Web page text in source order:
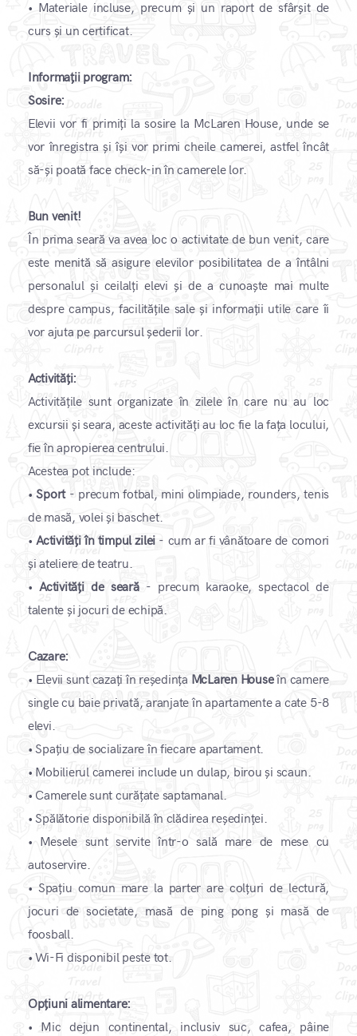
• Materiale incluse, precum și un raport de sfârșit de
curs și un certificat.
Informații program:
Sosire:
Elevii vor fi primiți la sosire la McLaren House, unde se
vor înregistra și își vor primi cheile camerei, astfel încât
să-și poată face check-in în camerele lor.
Bun venit!
În prima seară va avea loc o activitate de bun venit, care
este menită să asigure elevilor posibilitatea de a întâlni
personalul și ceilalți elevi și de a cunoaște mai multe
despre campus, facilitățile sale și informații utile care îi
vor ajuta pe parcursul șederii lor.
Activități:
Activitățile sunt organizate în zilele în care nu au loc
excursii și seara, aceste activități au loc fie la fața locului,
fie în apropierea centrului.
Acestea pot include:
• Sport- precum fotbal, mini olimpiade, rounders, tenis
de masă, volei și baschet.
•Activități în timpul zilei - cum ar fi vânătoare de comori
și ateliere de teatru.
• Activități de seară- precum karaoke, spectacol de
talente și jocuri de echipă.
Cazare:
• Elevii sunt cazați în reședința McLaren Houseîn camere
single cu baie privată, aranjate în apartamente a cate 5-8
elevi.
• Spațiu de socializare în fiecare apartament.
• Mobilierul camerei include un dulap, birou și scaun.
• Camerele sunt curățate saptamanal.
• Spălătorie disponibilă în clădirea reședinței.
• Mesele sunt servite într-o sală mare de mese cu
autoservire.
• Spațiu comun mare la parter are colțuri de lectură,
jocuri de societate, masă de ping pong și masă de
foosball.
•Wi-Fi disponibil peste tot.
Opțiuni alimentare:
• Mic dejun continental, inclusiv suc, cafea, pâine